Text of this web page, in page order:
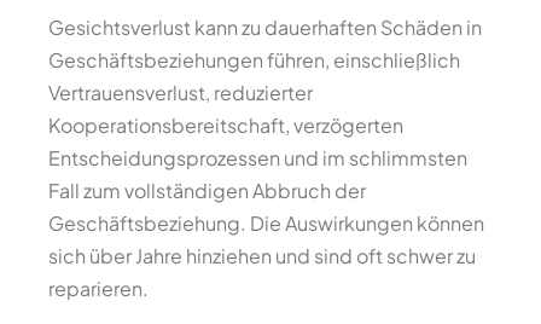
Gesichtsverlust kann zu dauerhaften Schäden in
Geschäftsbeziehungen führen, einschließlich
Vertrauensverlust, reduzierter
Kooperationsbereitschaft, verzögerten
Entscheidungsprozessen und im schlimmsten
Fall zum vollständigen Abbruch der
Geschäftsbeziehung. Die Auswirkungen können
sich über Jahre hinziehen und sind oft schwer zu
reparieren.